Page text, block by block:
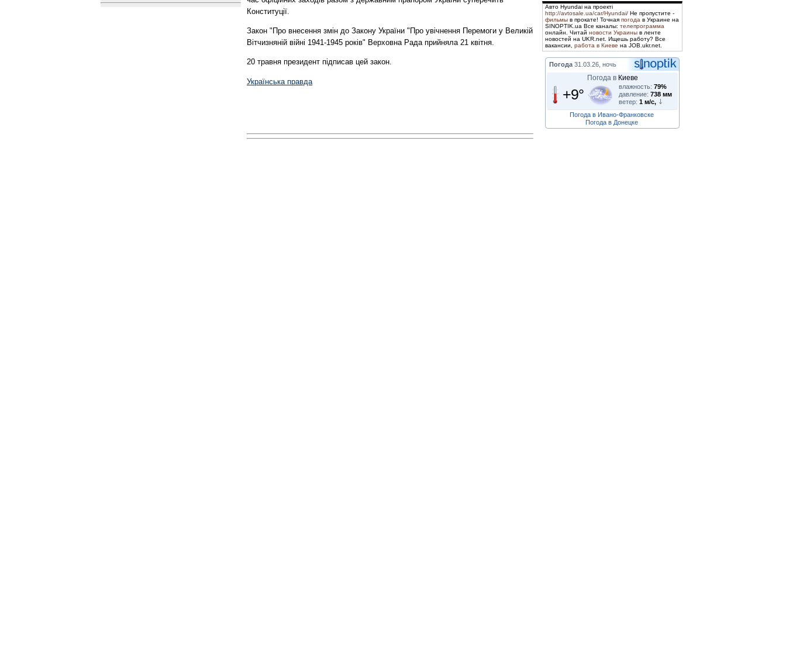
Конституції.
Закон "Про внесення змін до Закону України "Про увічнення Перемоги у Великій
Вітчизняній війні 1941-1945 років" Верховна Рада прийняла 21 квітня.
20 травня президент підписав цей закон.
Українська правда
Авто Hyundai на проекті
http://avtosale.ua/car/Hyundai/ Не пропустите -
фильмы в прокате! Точная погода в Украине на
SINOPTIK.ua Все каналы: телепрограмма
онлайн. Читай новости Украины в ленте
новостей на UKR.net. Ищешь работу? Все
вакансии, работа в Киеве на JOB.ukr.net.
Погода 31.03.26, ночь
Погода в Киеве
+9° влажность: 79%
давление: 738 мм
ветер: 1 м/с,
Погода в Ивано-Франковске
Погода в Донецке